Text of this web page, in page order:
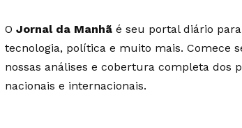
O Jornal da Manhãé seu portal diário
tecnologia, política e muito mais. Comece
nossas análises e cobertura completa dos
nacionais e internacionais.